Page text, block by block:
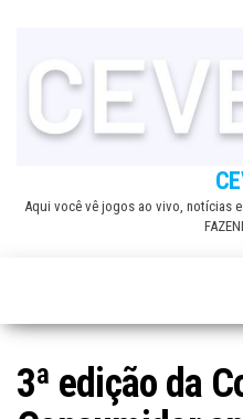
Aqui você vê jogos ao vivo, notícias
3ª edição da